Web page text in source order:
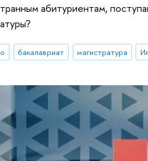
абитуриентам,
бакалавриат магистратура